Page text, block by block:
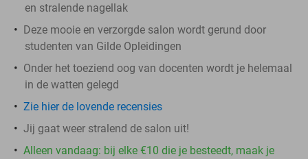
en stralende nagellak
Deze mooie en verzorgde salon wordt gerund door
studenten van Gilde Opleidingen
Onder het toeziend oog van docenten wordt je helemaal
in de watten gelegd
Zie hier de lovende recensies
Jij gaat weer stralend de salon uit!
Alleen vandaag: bij elke €10 die je besteedt, maak je